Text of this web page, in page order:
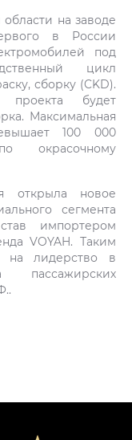
на заводе
в России
под
цикл
сборку (CKD).
будет
Максимальная
100 000
окрасочному
открыла новое
сегмента
импортером
VOYAH. Таким
лидерство в
пассажирских